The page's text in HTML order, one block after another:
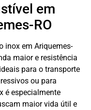
em
RO
inox em Ariquemes-
maior e resistência
para o transporte
ou para
é especialmente
maior vida útil e